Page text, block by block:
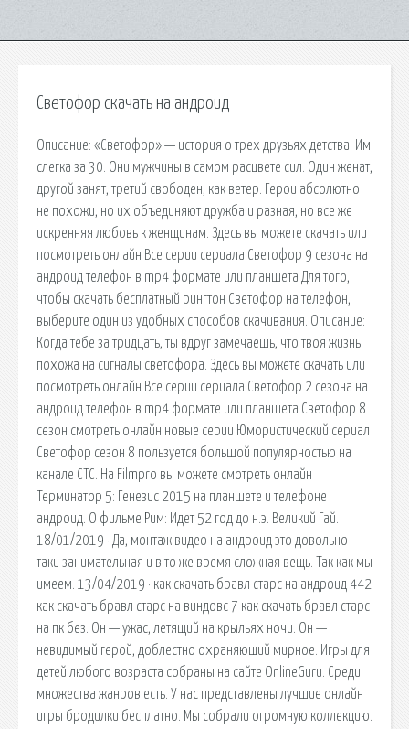
Светофор скачать на андроид
Описание: «Светофор» — история о трех друзьях детства. Им
слегка за 30. Они мужчины в самом расцвете сил. Один женат,
другой занят, третий свободен, как ветер. Герои абсолютно
не похожи, но их объединяют дружба и разная, но все же
искренняя любовь к женщинам. Здесь вы можете скачать или
посмотреть онлайн Все серии сериала Светофор 9 сезона на
андроид телефон в mp4 формате или планшета Для того,
чтобы скачать бесплатный рингтон Светофор на телефон,
выберите один из удобных способов скачивания. Описание:
Когда тебе за тридцать, ты вдруг замечаешь, что твоя жизнь
похожа на сигналы светофора. Здесь вы можете скачать или
посмотреть онлайн Все серии сериала Светофор 2 сезона на
андроид телефон в mp4 формате или планшета Светофор 8
сезон смотреть онлайн новые серии Юмористический сериал
Светофор сезон 8 пользуется большой популярностью на
канале СТС. На Filmpro вы можете смотреть онлайн
Терминатор 5: Генезис 2015 на планшете и телефоне
андроид. О фильме Рим: Идет 52 год до н.э. Великий Гай.
18/01/2019 · Да, монтаж видео на андроид это довольно-
таки занимательная и в то же время сложная вещь. Так как мы
имеем. 13/04/2019 · как скачать бравл старс на андроид 442
как скачать бравл старс на виндовс 7 как скачать бравл старс
на пк без. Он — ужас, летящий на крыльях ночи. Он —
невидимый герой, доблестно охраняющий мирное. Игры для
детей любого возраста собраны на сайте OnlineGuru. Среди
множества жанров есть. У нас представлены лучшие онлайн
игры бродилки бесплатно. Мы собрали огромную коллекцию.